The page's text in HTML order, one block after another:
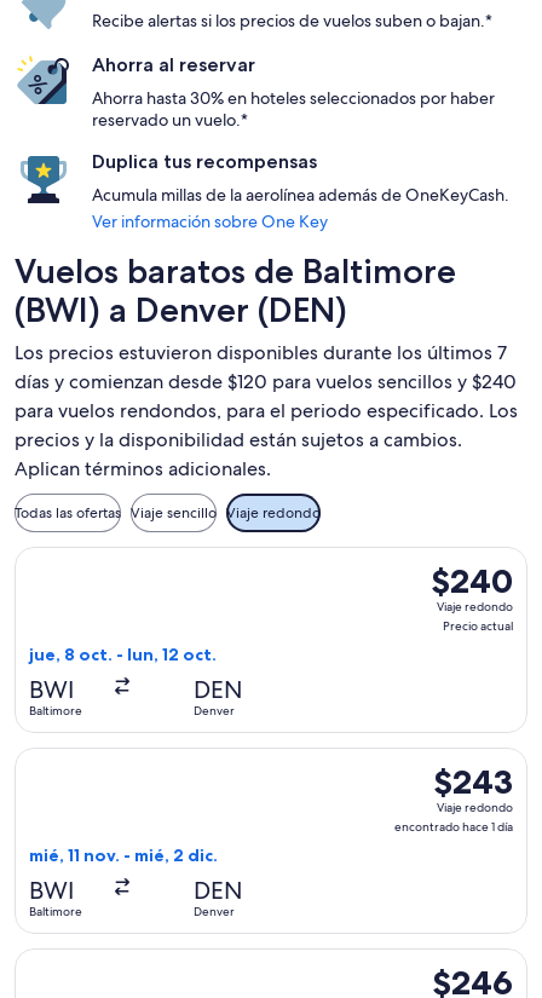
Recibe alertas si los precios de vuelos suben o bajan.*
Ahorra al reservar
Ahorra hasta 30% en hoteles seleccionados por haber
reservado un vuelo.*
Duplica tus recompensas
Acumula millas de la aerolínea además de OneKeyCash.
Ver información sobre One Key
Vuelos baratos de Baltimore
(BWI) a Denver (DEN)
Los precios estuvieron disponibles durante los últimos 7
días y comienzan desde $120 para vuelos sencillos y $240
para vuelos rendondos, para el periodo especificado. Los
precios y la disponibilidad están sujetos a cambios.
Aplican términos adicionales.
Todas las ofertas Viaje sencillo Viaje redondo
$240
Viaje
redondo,
$240
Viaje redondo
Precio actual
jue, 8 oct. - lun, 12 oct.
BWI
Baltimore
DEN
Denver
Seleccionar vuelo de Frontier Airlines, con salida el jue, 8
$243
Viaje
redondo,
$243
Viaje redondo
encontrado hace 1 día
mié, 11 nov. - mié, 2 dic.
BWI
Baltimore
DEN
Denver
Seleccionar vuelo de Frontier Airlines, con salida el mié, 11
$246
$246
Seleccionar vuelo de Frontier Airlines, con salida el mar, 8